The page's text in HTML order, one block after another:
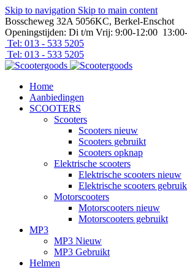
Skip to navigation Skip to main content
Bosscheweg 32A 5056KC, Berkel-Enschot
Openingstijden: Di t/m Vrij: 9:00-12:00
Tel: 013 - 533 5205
Tel: 013 - 533 5205
Home
Aanbiedingen
SCOOTERS
Scooters
Scooters nieuw
Scooters gebruikt
Scooters opknap
Elektrische scooters
Elektrische scooters nieuw
Elektrische scooters
Motorscooters
Motorscooters nieuw
Motorscooters gebruikt
MP3
MP3 Nieuw
MP3 Gebruikt
Helmen